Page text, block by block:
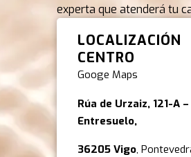
experta que atenderá tu
LOCALIZACIÓN
CENTRO
Googe Maps
Rúa de Urzaiz, 121-A –
Entresuelo,
36205 Vigo,